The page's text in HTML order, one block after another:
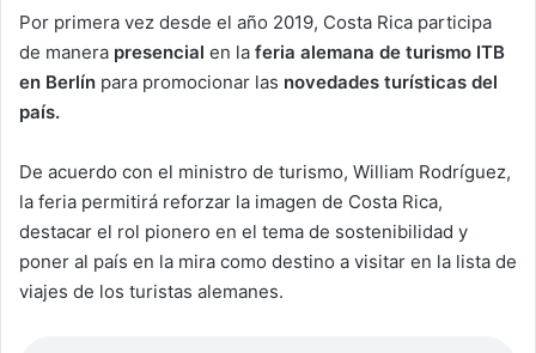
Por primera vez desde el año 2019, Costa Rica participa
de manera presencial en la feria alemana de turismo ITB
en Berlín para promocionar las novedades turísticas del
país.
De acuerdo con el ministro de turismo, William Rodríguez,
la feria permitirá reforzar la imagen de Costa Rica,
destacar el rol pionero en el tema de sostenibilidad y
poner al país en la mira como destino a visitar en la lista de
viajes de los turistas alemanes.